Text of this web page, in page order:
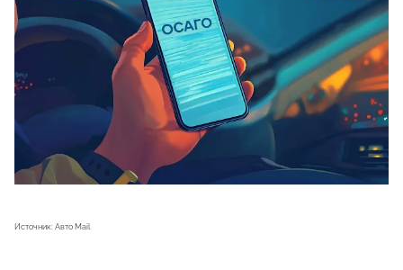
Источник: Авто Mail